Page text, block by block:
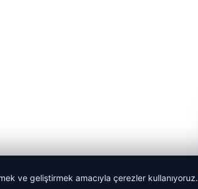
ve geliştirmek amacıyla çerezler kullanıyoruz.